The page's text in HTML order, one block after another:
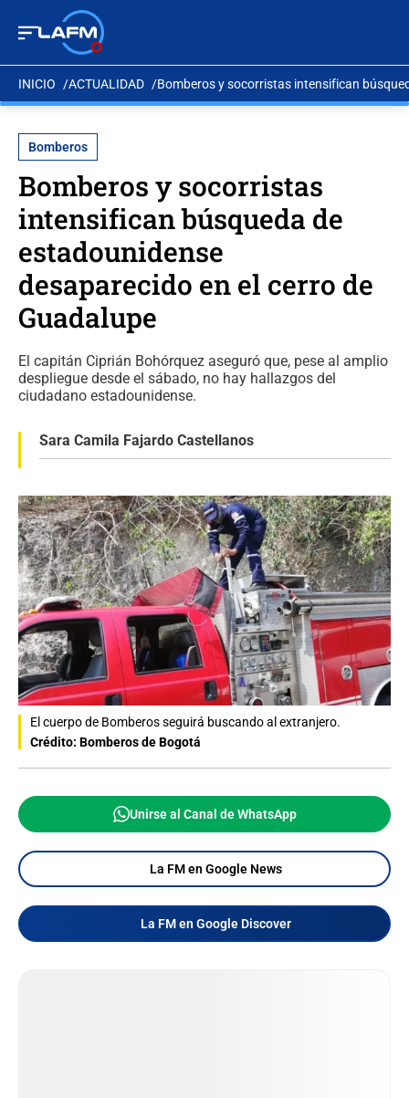
INICIO ACTUALIDAD Bomberos y socorristas intensifican
Bomberos
Bomberos y socorristas
intensifican búsqueda de
estadounidense
desaparecido en el cerro de
Guadalupe
El capitán Ciprián Bohórquez aseguró que, pese al amplio
despliegue desde el sábado, no hay hallazgos del
ciudadano estadounidense.
Sara Camila Fajardo Castellanos
El cuerpo de Bomberos seguirá buscando al extranjero.
Crédito: Bomberos de Bogotá
Unirse al Canal de WhatsApp
La FM en Google News
La FM en Google Discover